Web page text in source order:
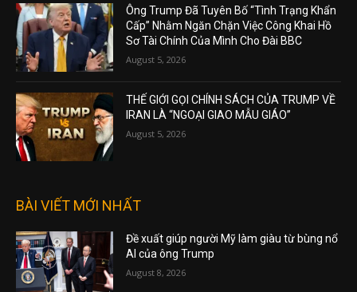
Ông Trump Đã Tuyên Bố “Tình Trạng Khẩn
Cấp” Nhằm Ngăn Chặn Việc Công Khai Hồ
Sơ Tài Chính Của Mình Cho Đài BBC
August 5, 2026
THẾ GIỚI GỌI CHÍNH SÁCH CỦA TRUMP VỀ
IRAN LÀ “NGOẠI GIAO MẪU GIÁO”
August 5, 2026
BÀI VIẾT MỚI NHẤT
Đề xuất giúp người Mỹ làm giàu từ bùng nổ
AI của ông Trump
August 8, 2026